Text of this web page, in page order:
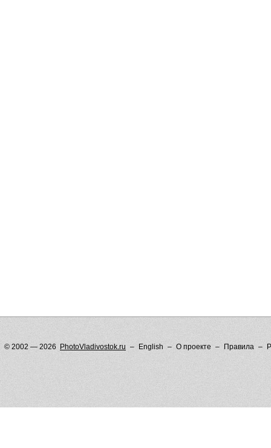
© 2002 — 2026 PhotoVladivostok.ru English О проекте Правила